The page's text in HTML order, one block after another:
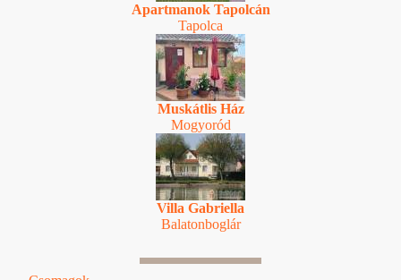
Apartmanok Tapolcán
Tapolca
Muskátlis Ház
Mogyoród
Villa Gabriella
Balatonboglár